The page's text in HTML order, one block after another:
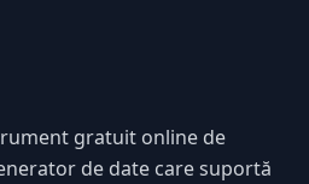
gratuit online de
de date care suportă